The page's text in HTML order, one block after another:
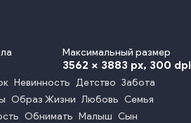
Максимальный размер
3562 x 3883 px, 300 dpi
Невинность Детство Забота
Образ Жизни Любовь Семья
Обнимать Малыш Сын